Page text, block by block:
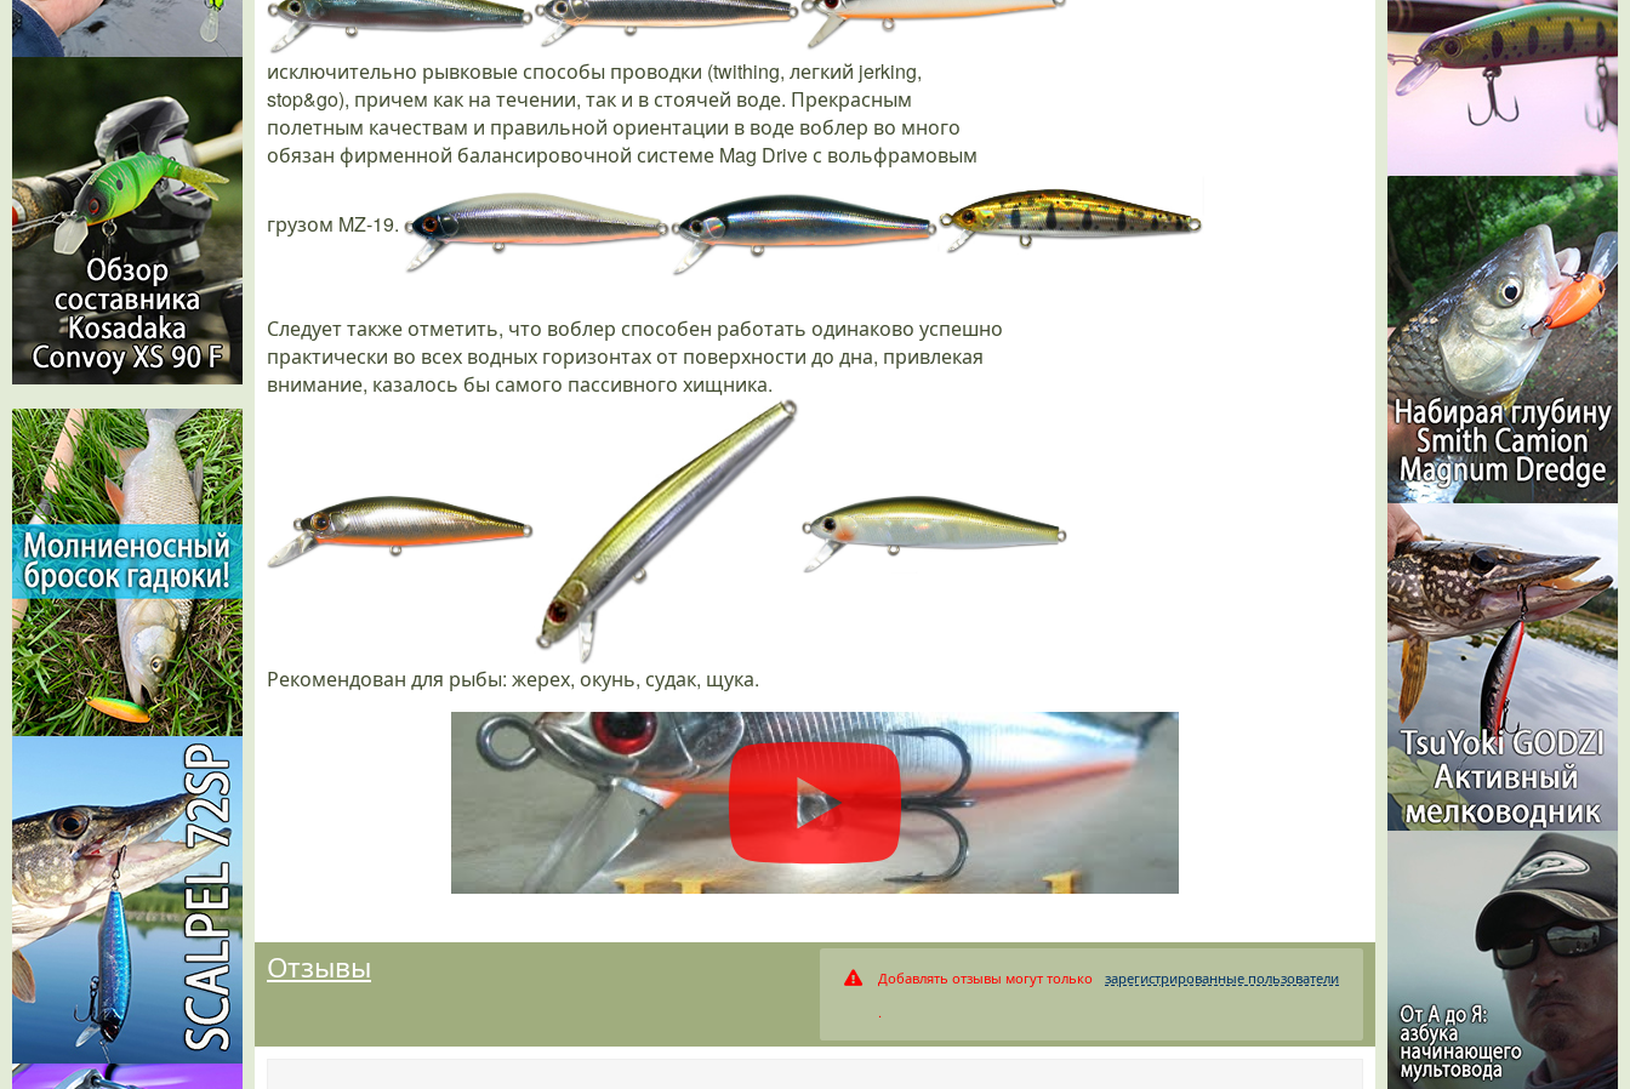
исключительно рывковые способы проводки (twithing, легкий jerking,
stop&go), причем как на течении, так и в стоячей воде. Прекрасным
полетным качествам и правильной ориентации в воде воблер во много
обязан фирменной балансировочной системе Mag Drive с вольфрамовым
грузом MZ-19.
Следует также отметить, что воблер способен работать одинаково успешно
практически во всех водных горизонтах от поверхности до дна, привлекая
внимание, казалось бы самого пассивного хищника.
Рекомендован для рыбы: жерех, окунь, судак, щука.
Отзывы Добавлять отзывы могут только
зарегистрированные пользователи
.